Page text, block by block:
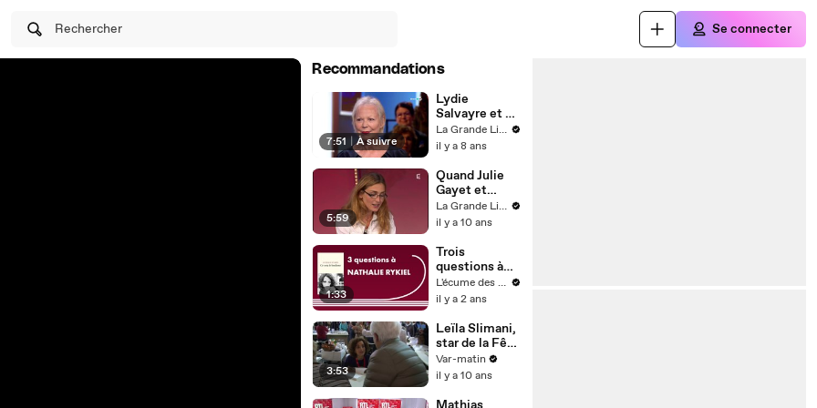
Rechercher Se connecter
Recommandations
7:51 À suivre
Lydie
Salvayre et «
Les Hauts de
Hurle-Vent »,
d'Emily
Brontë
La Grande Librairie
il y a 8 ans
5:59
Quand Julie
Gayet et
Isabelle Carré
lisent Lydie
La Grande Librairie
il y a 10 ans
1:33
Trois
questions à
Nathalie
Rykiel | Ce
Bonheur
L'écume des pages
il y a 2 ans
3:53
Leïla Slimani,
star de la Fête
du livre du Var
à Toulon
Var-matin
il y a 10 ans